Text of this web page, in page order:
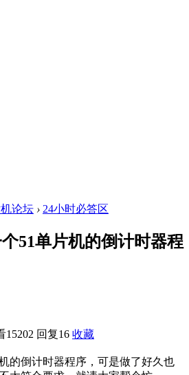
论坛 › 24小时必答区
51单片机的倒计时器程
15202 回复16 收藏
的倒计时器程序，可是做了好久也